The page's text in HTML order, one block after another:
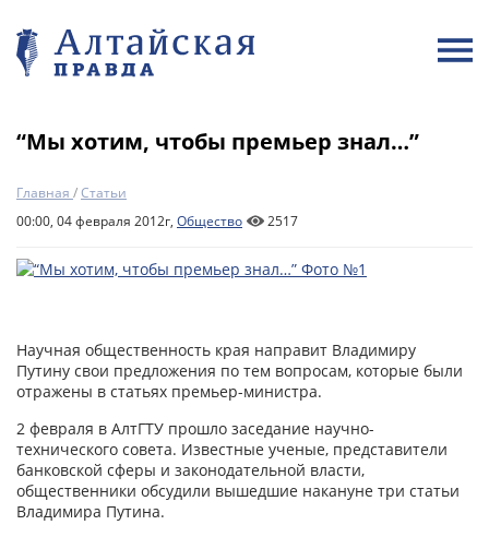
“Мы хотим, чтобы премьер знал…”
Главная /Статьи
00:00, 04 февраля 2012г, Общество 2517
Научная общественность края направит Владимиру
Путину свои предложения по тем вопросам, которые были
отражены в статьях премьер-министра.
2 февраля в АлтГТУ прошло заседание научно-
технического совета. Известные ученые, представители
банковской сферы и законодательной власти,
общественники обсудили вышедшие накануне три статьи
Владимира Путина.